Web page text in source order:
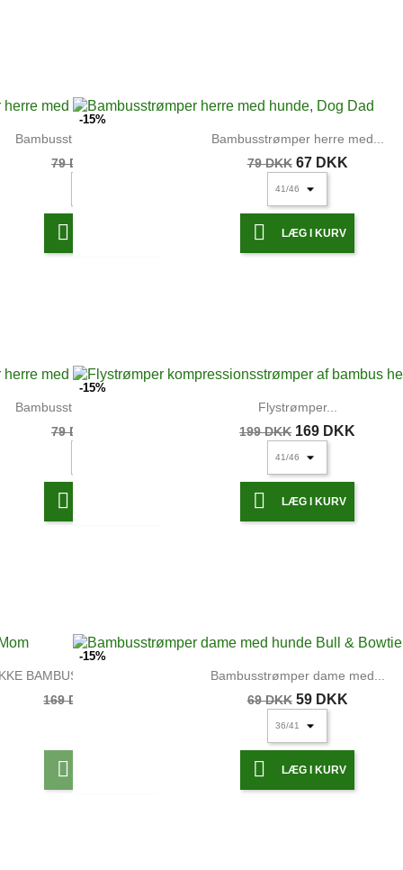
Bambusstrømper herre med...
79 DKK

Bambusstrømper herre med...
79 DKK 67 DKK
 LÆG I KURV
-15%
Bambusstrømper herre med...
79 DKK

Flystrømper...
199 DKK 169 DKK
 LÆG I KURV
-15%
BAMBUS: Hjemmesko Cat Mom
169 DKK

Bambusstrømper dame med...
69 DKK 59 DKK
 LÆG I KURV
-15%